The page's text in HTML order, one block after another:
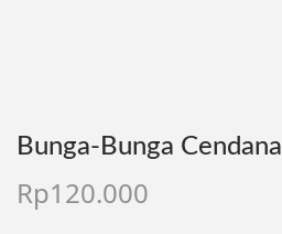
Bunga-Bunga Cendana
Rp120.000